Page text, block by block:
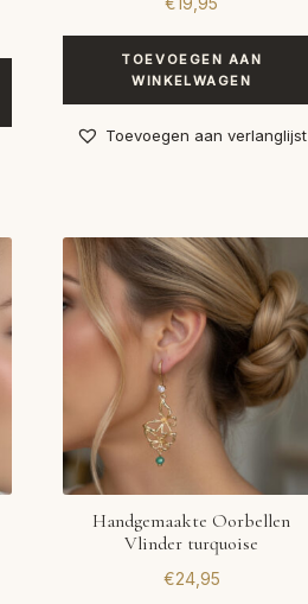
TOEVOEGEN AAN
WINKELWAGEN
Toevoegen aan verlanglijst
Handgemaakte Oorbellen
Vlinder turquoise
€24,95